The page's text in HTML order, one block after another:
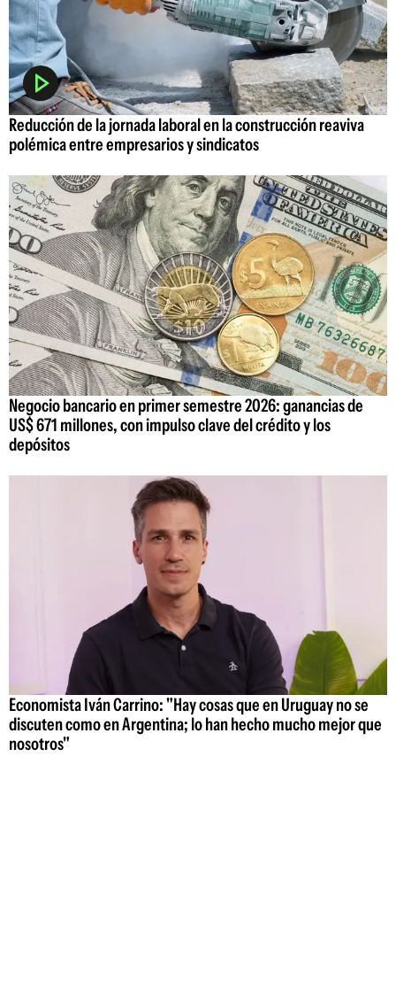
Reducción de la jornada laboral en la construcción reaviva
polémica entre empresarios y sindicatos
Negocio bancario en primer semestre 2026: ganancias de
US$ 671 millones, con impulso clave del crédito y los
depósitos
Economista Iván Carrino: "Hay cosas que en Uruguay no se
discuten como en Argentina; lo han hecho mucho mejor que
nosotros"